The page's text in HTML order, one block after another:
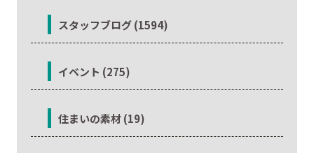
スタッフブログ (1594)
イベント (275)
住まいの素材 (19)